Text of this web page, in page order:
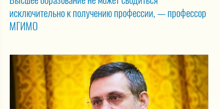
исключительно к получению профессии, — профессор
МГИМО